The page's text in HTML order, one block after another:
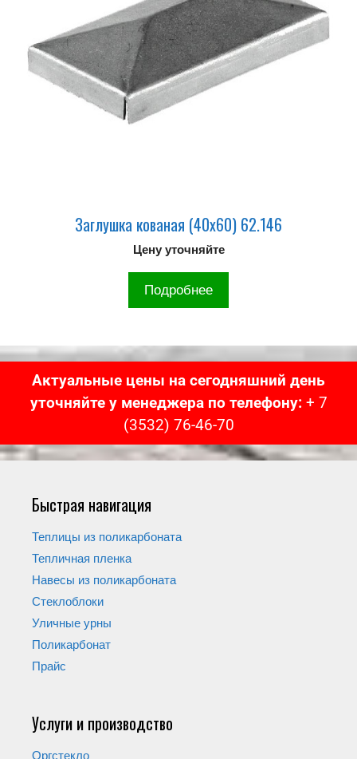
Заглушка кованая (40х60) 62.146
Цену уточняйте
Подробнее
Актуальные цены на сегодняшний день
уточняйте у менеджера по телефону: + 7
(3532) 76-46-70
Быстрая навигация
Теплицы из поликарбоната
Тепличная пленка
Навесы из поликарбоната
Стеклоблоки
Уличные урны
Поликарбонат
Прайс
Услуги и производство
Оргстекло